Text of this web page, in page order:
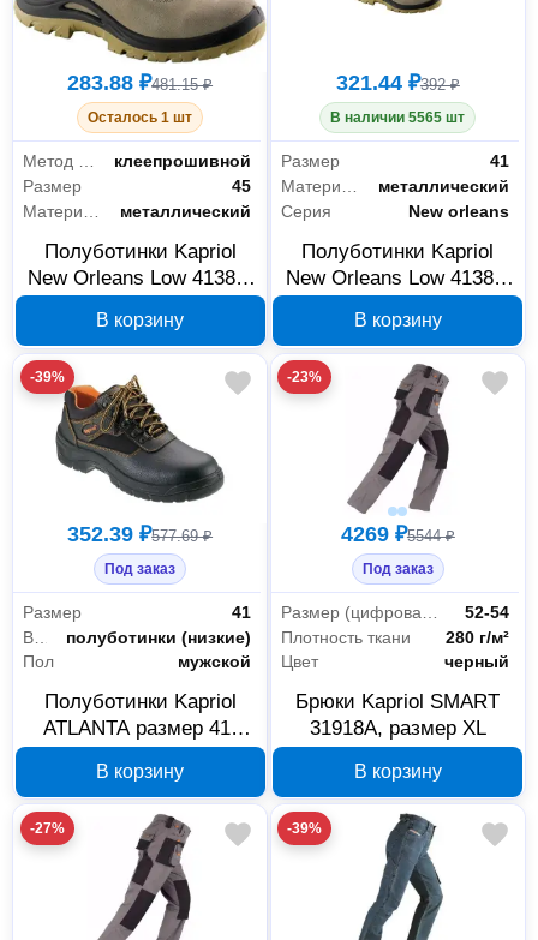
283.88 ₽481.15 ₽
Осталось 1 шт
клеепрошивной
Размер
45
металлический
Полуботинки Kapriol
New Orleans Low 41385,
В корзину
321.44 ₽392 ₽
В наличии 5565 шт
Размер
41
металлический
Серия
New orleans
Полуботинки Kapriol
New Orleans Low 41381,
В корзину
-39%
352.39 ₽577.69 ₽
Под заказ
Размер
41
полуботинки (низкие)
Пол
мужской
Полуботинки Kapriol
ATLANTA размер 41,
В корзину
-23%
4269 ₽5544 ₽
Под заказ
52-54
Плотность ткани
280 г/м²
Цвет
черный
Брюки Kapriol SMART
31918А, размер XL
В корзину
-27% -39%